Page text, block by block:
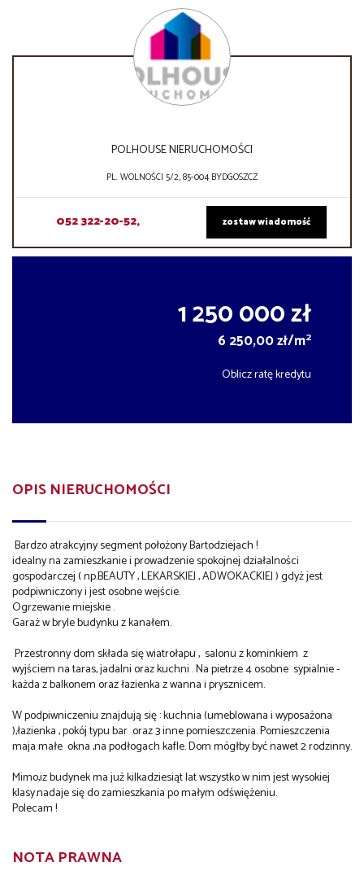
POLHOUSE NIERUCHOMOŚCI
PL. WOLNOŚCI 5/2, 85-004 BYDGOSZCZ
052 322-20-52, zostaw wiadomość
1 250 000 zł
6 250,00 zł/m2
Oblicz ratę kredytu
OPIS NIERUCHOMOŚCI
Bardzo atrakcyjny segment położony Bartodziejach !
idealny na zamieszkanie i prowadzenie spokojnej działalności
gospodarczej ( np.BEAUTY , LEKARSKIEJ , ADWOKACKIEJ ) gdyż jest
podpiwniczony i jest osobne wejście.
Ogrzewanie miejskie .
Garaż w bryle budynku z kanałem.
Przestronny dom składa się wiatrołapu , salonu z kominkiem z
wyjściem na taras, jadalni oraz kuchni . Na pietrze 4 osobne sypialnie -
każda z balkonem oraz łazienka z wanna i prysznicem.
W podpiwniczeniu znajdują się : kuchnia (umeblowana i wyposażona
),łazienka , pokój typu bar oraz 3 inne pomieszczenia. Pomieszczenia
maja małe okna ,na podłogach kafle. Dom mógłby być nawet 2 rodzinny.
Mimo,iz budynek ma już kilkadziesiąt lat wszystko w nim jest wysokiej
klasy.nadaje się do zamieszkania po małym odświężeniu.
Polecam !
NOTA PRAWNA